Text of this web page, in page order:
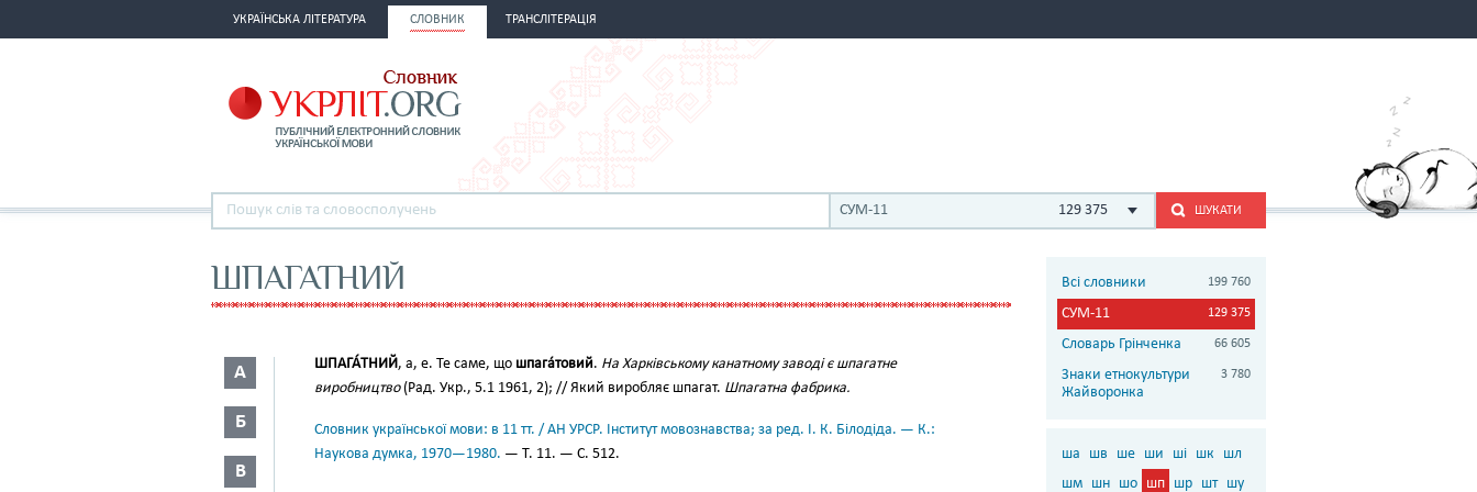
УКРАЇНСЬКА ЛІТЕРАТУРА СЛОВНИК ТРАНСЛІТЕРАЦІЯ
СУМ-11 129 375 ШУКАТИ
ШПАГАТНИЙ
А
Б
В
ШПАГА́ТНИЙ, а, е. Те саме, що шпага́товий. На Харківському канатному заводі є шпагатне
виробництво(Рад. Укр., 5.1 1961, 2); // Який виробляє шпагат. Шпагатна фабрика.
Словник української мови: в 11 тт. / АН УРСР. Інститут мовознавства; за ред. І. К. Білодіда. — К.:
Наукова думка, 1970—1980. — Т. 11. — С. 512.
Всі словники 199 760
СУМ-11 129 375
Словарь Грінченка 66 605
Знаки етнокультури
Жайворонка
3 780
ша шв ше ши ші шк
шл
шм шн шо шп шр шт шу